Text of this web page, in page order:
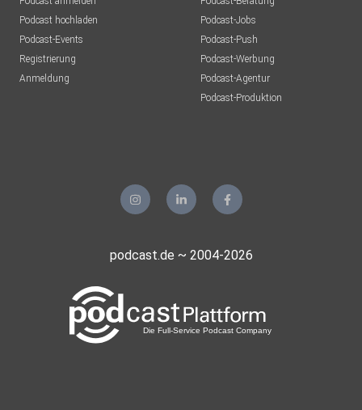
Podcast hochladen
Podcast-Events
Registrierung
Anmeldung
Podcast-Jobs
Podcast-Push
Podcast-Werbung
Podcast-Agentur
Podcast-Produktion
podcast.de ~ 2004-2026